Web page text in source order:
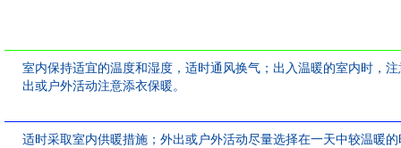
室内保持适宜的温度和湿度，适时通风换气；出入温暖的室内时，
出或户外活动注意添衣保暖。
适时采取室内供暖措施；外出或户外活动尽量选择在一天中较温暖